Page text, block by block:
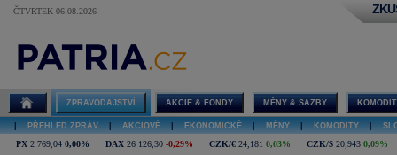
ČTVRTEK 06.08.2026
ZPRAVODAJSTVÍ AKCIE & FONDY MĚNY & SAZBY
PŘEHLED ZPRÁV AKCIOVÉ EKONOMICKÉ MĚNY KOMODITY
PX 2 769,04 0,00% DAX 26 126,30 -0,29% CZK/€ 24,181 0,03% CZK/$ 20,943 0,09%